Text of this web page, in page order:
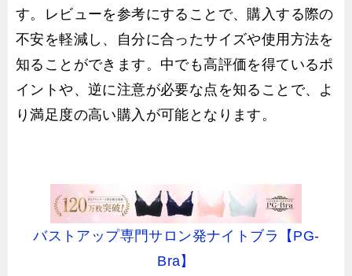
す。レビューを参考にすることで、購入する際の
不安を軽減し、自分に合ったサイズや使用方法を
知ることができます。中でも高評価を得ているポ
イントや、逆に注意が必要な点を知ることで、よ
り満足度の高い購入が可能となります。
バストアップ専門サロン発ナイトブラ【PG-
Bra】